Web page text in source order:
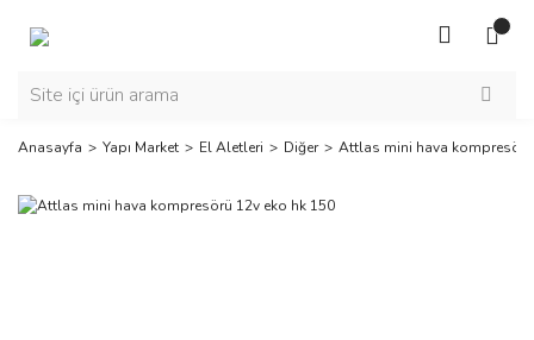
Anasayfa Yapı Market El Aletleri Diğer Attlas mini hava